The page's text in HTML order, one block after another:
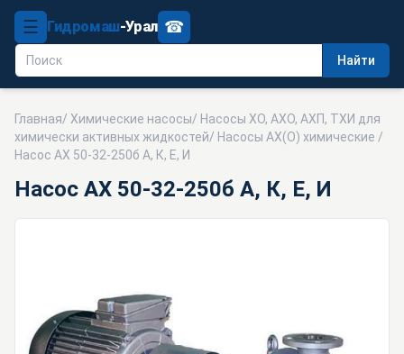
☰ Гидромаш-Урал
Найти
☎
Главная/ Химические насосы/ Насосы ХО, АХО, АХП, ТХИ для
химически активных жидкостей/ Насосы АХ(О) химические /
Насос АХ 50-32-250б А, К, Е, И
Насос АХ 50-32-250б А, К, Е, И